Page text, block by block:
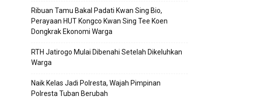
Ribuan Tamu Bakal Padati Kwan Sing Bio,
Perayaan HUT Kongco Kwan Sing Tee Koen
Dongkrak Ekonomi Warga
RTH Jatirogo Mulai Dibenahi Setelah Dikeluhkan
Warga
Naik Kelas Jadi Polresta, Wajah Pimpinan
Polresta Tuban Berubah